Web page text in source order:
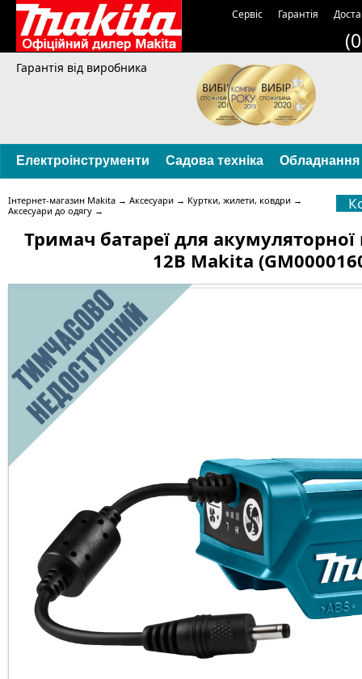
Сервіс Гарантія
Гарантія від виробника
Електроінструменти Садова техніка Обладнання
Інтернет-магазин Makita → Аксесуари → Куртки, жилети, ковдри →
Аксесуари до одягу →
Тримач батареї для акумуляторної
12В Makita